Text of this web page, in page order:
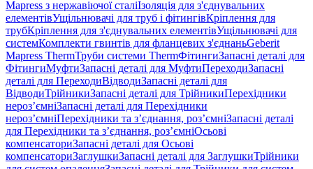
Mapress з нержавіючої сталіІзоляція для з'єднувальних
елементівУщільнювачі для труб і фітингівКріплення для
трубКріплення для з'єднувальних елементівУщільнювачі для
системКомплекти гвинтів для фланцевих з'єднаньGeberit
Mapress ThermТруби системи ThermФітингиЗапасні деталі для
ФітингиМуфтиЗапасні деталі для МуфтиПереходиЗапасні
деталі для ПереходиВідводиЗапасні деталі для
ВідводиТрійникиЗапасні деталі для ТрійникиПерехідники
нероз’ємніЗапасні деталі для Перехідники
нероз’ємніПерехідники та з’єднання, роз’ємніЗапасні деталі
для Перехідники та з’єднання, роз’ємніОсьові
компенсаториЗапасні деталі для Осьові
компенсаториЗаглушкиЗапасні деталі для ЗаглушкиТрійники